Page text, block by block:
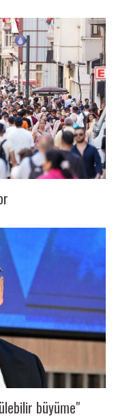
büyüme"